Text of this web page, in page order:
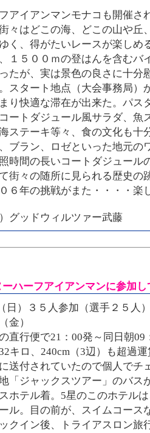
アイアンマンモナコも開催さ
々はどこの海、どこの山や丘
く、得がたいレースが楽しめ
１５００ｍの登はんを含むバ
たが、実は景色の良さに十分
スタート地点（大会事務局）
り快適な滞在が出来た。パス
ートダジュール風サラダ、魚
ステーキ等々、食の文化も十
ブラン、ロゼといった地元の
時間の長いコートダジュール
街々の随所に見られる歴史の
６年の挑戦がまた・・・・楽
グッドウィルツァー武藤
ハーフアイアンマンに参加し
日）３５人参加（選手２５人
金）
直行便で21：00発～同日朝
キロ、240cm（3辺）も超過
送付されていたので個人でチ
「ジャックスツアー」のバス
ホテル着。5星のこのホテル
ル。目の前が、スイムコース
クイン後、トライアスロン旅